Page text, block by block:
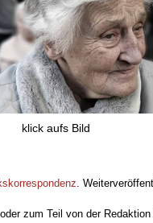
klick aufs Bild
.
zum Teil von der